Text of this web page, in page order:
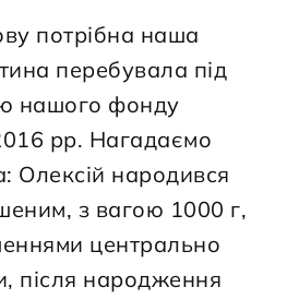
потрібна наша
перебувала під
нашого фонду
рр. Нагадаємо
Олексій народився
з вагою 1000 г,
центрально
після народження